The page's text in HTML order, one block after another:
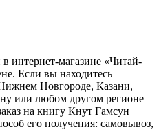
интернет-магазине «Читай-
Если вы находитесь
Новгороде, Казани,
или любом другом регионе
на книгу Кнут Гамсун
его получения: самовывоз,